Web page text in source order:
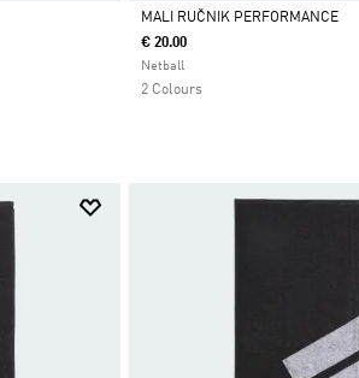
Da
MALI RUČNIK PERFORMANCE
€ 20.00
Netball
2 Colours